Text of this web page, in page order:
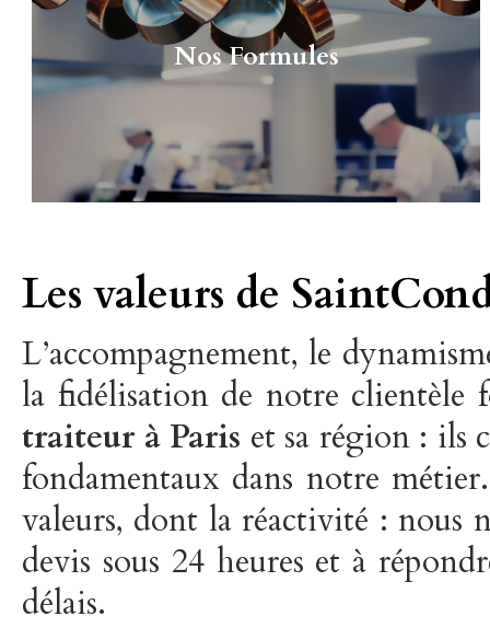
Nos Formules
Les valeurs de
L’accompagnement, le
la fidélisation de notre clientèle
traiteur à Paris et sa région : ils
fondamentaux dans notre
valeurs, dont la réactivité : nous
devis sous 24 heures et à
délais.